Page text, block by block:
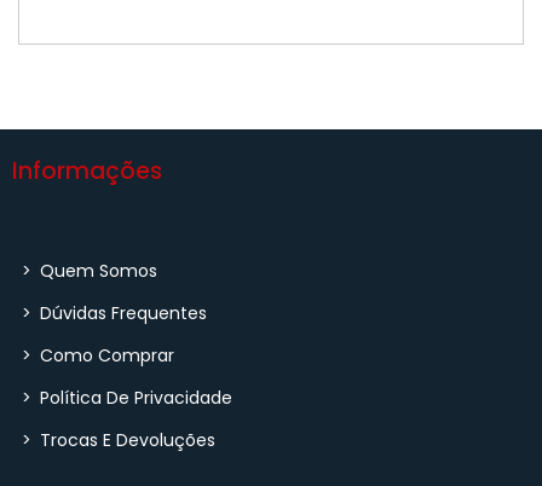
Informações
> Quem Somos
> Dúvidas Frequentes
> Como Comprar
> Política De Privacidade
> Trocas E Devoluções